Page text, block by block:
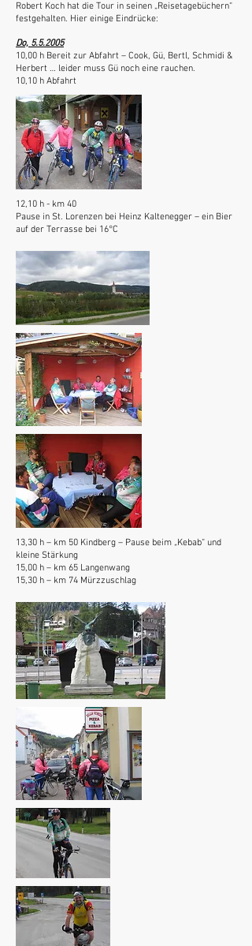
Robert Koch hat die Tour in seinen „Reisetagebüchern“
festgehalten. Hier einige Eindrücke:
Do, 5.5.2005
10,00 h Bereit zur Abfahrt – Cook, Gü, Bertl, Schmidi &
Herbert … leider muss Gü noch eine rauchen.
10,10 h Abfahrt
12,10 h - km 40
Pause in St. Lorenzen bei Heinz Kaltenegger – ein Bier
auf der Terrasse bei 16°C
13,30 h – km 50 Kindberg – Pause beim „Kebab“ und
kleine Stärkung
15,00 h – km 65 Langenwang
15,30 h – km 74 Mürzzuschlag